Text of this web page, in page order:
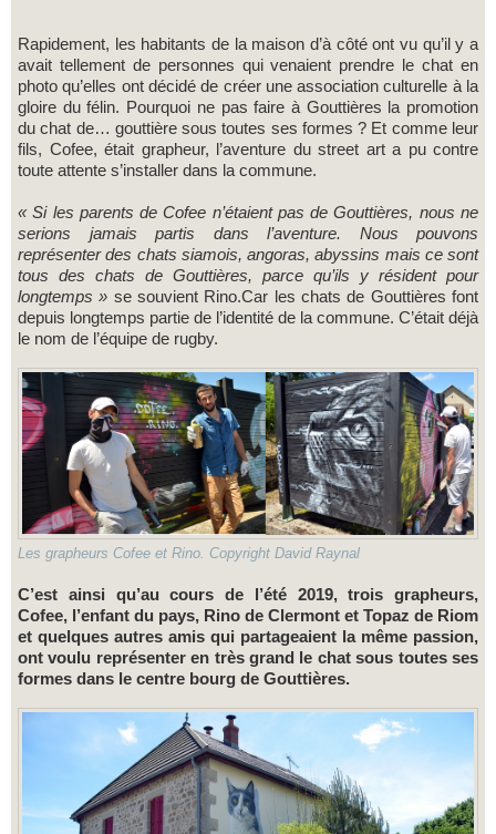
Rapidement, les habitants de la maison d’à côté ont vu qu’il y a
avait tellement de personnes qui venaient prendre le chat en
photo qu’elles ont décidé de créer une association culturelle à la
gloire du félin. Pourquoi ne pas faire à Gouttières la promotion
du chat de… gouttière sous toutes ses formes ? Et comme leur
fils, Cofee, était grapheur, l’aventure du street art a pu contre
toute attente s’installer dans la commune.
« Si les parents de Cofee n’étaient pas de Gouttières, nous ne
serions jamais partis dans l’aventure. Nous pouvons
représenter des chats siamois, angoras, abyssins mais ce sont
tous des chats de Gouttières, parce qu’ils y résident pour
longtemps » se souvient Rino.Car les chats de Gouttières font
depuis longtemps partie de l’identité de la commune. C’était déjà
le nom de l’équipe de rugby.
Les grapheurs Cofee et Rino. Copyright David Raynal
C’est ainsi qu’au cours de l’été 2019, trois grapheurs,
Cofee, l’enfant du pays, Rino de Clermont et Topaz de Riom
et quelques autres amis qui partageaient la même passion,
ont voulu représenter en très grand le chat sous toutes ses
formes dans le centre bourg de Gouttières.